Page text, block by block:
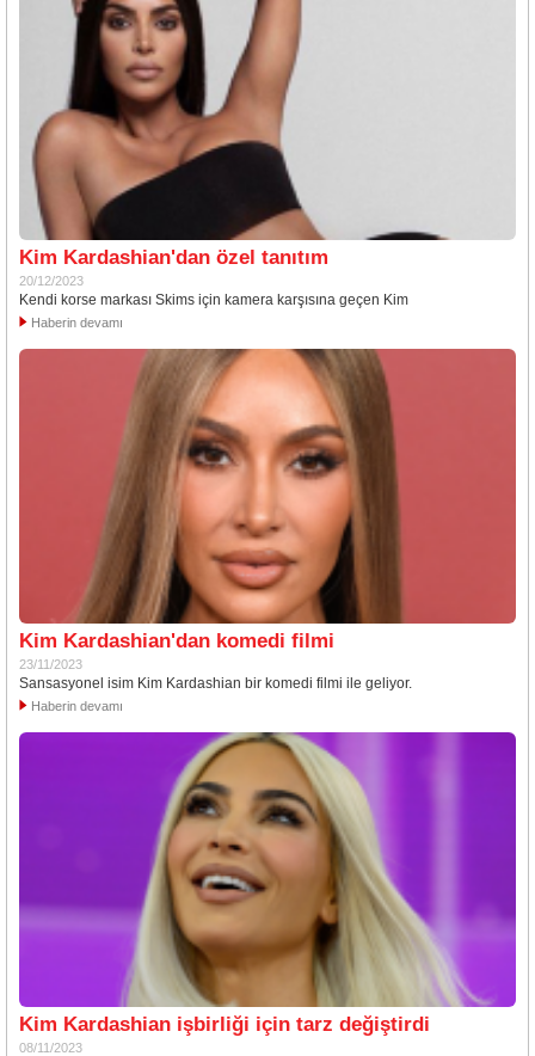
Kim Kardashian'dan özel tanıtım
20/12/2023
Kendi korse markası Skims için kamera karşısına geçen Kim
Haberin devamı
Kim Kardashian'dan komedi filmi
23/11/2023
Sansasyonel isim Kim Kardashian bir komedi filmi ile geliyor.
Haberin devamı
Kim Kardashian işbirliği için tarz değiştirdi
08/11/2023